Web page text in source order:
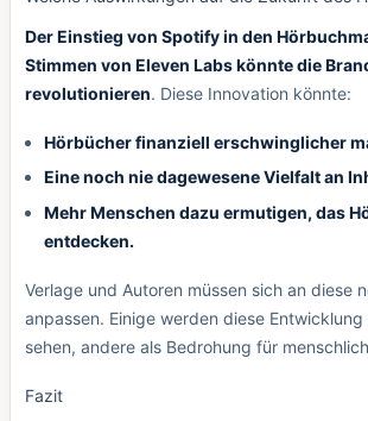
Der Einstieg von Spotify in den
Stimmen von Eleven Labs könnte die
revolutionieren. Diese Innovation könnte:
Hörbücher finanziell erschwinglicher
Eine noch nie dagewesene Vielfalt an
Mehr Menschen dazu ermutigen, das
entdecken.
Verlage und Autoren müssen sich an diese
anpassen. Einige werden diese Entwicklung
sehen, andere als Bedrohung für
Fazit